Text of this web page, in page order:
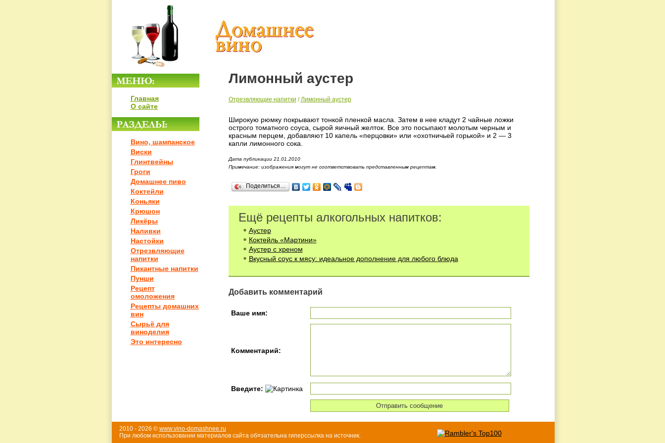
Главная
О сайте
Вино, шампанское
Виски
Глинтвейны
Гроги
Домашнее пиво
Коктейли
Коньяки
Крюшон
Ликёры
Наливки
Настойки
Отрезвляющие
напитки
Пикантные напитки
Пунши
Рецепт
омоложения
Рецепты домашних
вин
Сырьё для
виноделия
Это интересно
Лимонный аустер
Отрезвляющие напитки / Лимонный аустер
Широкую рюмку покрывают тонкой пленкой масла. Затем в нее кладут 2 чайные ложки
острого томатного соуса, сырой яичный желток. Все это посыпают молотым черным и
красным перцем, добавляют 10 капель «перцовки» или «охотничьей горькой» и 2 — 3
капли лимонного сока.
Дата публикации 21.01.2010
Примечание: изображения могут не соответствовать представленным рецептам.
Поделиться…
Ещё рецепты алкогольных напитков:
Аустер
Коктейль «Мартини»
Аустер с хреном
Вкусный соус к мясу: идеальное дополнение для любого блюда
Добавить комментарий
Ваше имя:
Комментарий:
Введите:
2010 - 2026 © www.vino-domashnee.ru
При любом использовании материалов сайта об¤зательна гиперссылка на источник.